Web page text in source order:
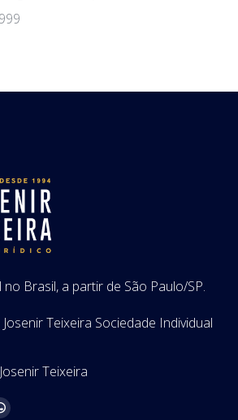
Brasil, a partir de São Paulo/SP.
Teixeira Sociedade Individual
Teixeira